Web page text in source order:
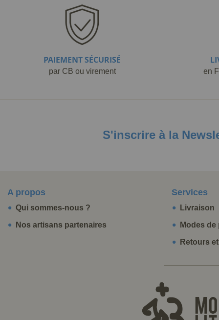
PAIEMENT SÉCURISÉ
par CB ou virement en
S'inscrire à la
A propos
Qui sommes-nous ?
Nos artisans partenaires
Services
Livraison
Modes de
Retours